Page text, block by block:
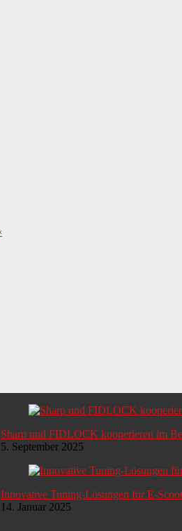
Sharp und FIDLOCK kooperieren im
5. September 2025
Innovative Tuning-Lösungen für E-
14. Januar 2025